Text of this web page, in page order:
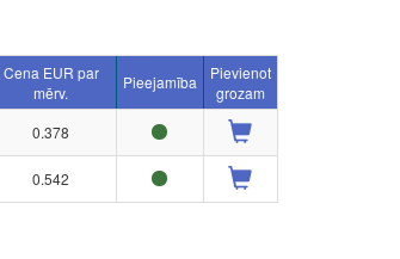
Cena EUR par
mērv.
Pieejamība
Pievienot
grozam
0.378
0.542